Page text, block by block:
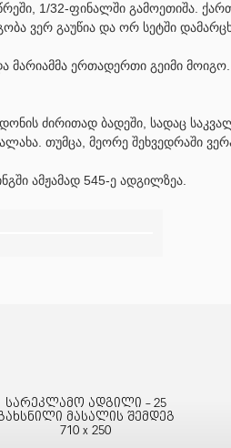
1/32-ფინალში გამოეთიშა.
ვერ გაუწია და ორ სეტში
ერთადერთი გეიმი
ძირითად ბადეში, სადაც
თუმცა, მეორე შეხვედრაში
ამჟამად 545-ე ადგილზეა.
სარეკლამო ადგილი - 25
მასალის შემდეგ
710 x 250